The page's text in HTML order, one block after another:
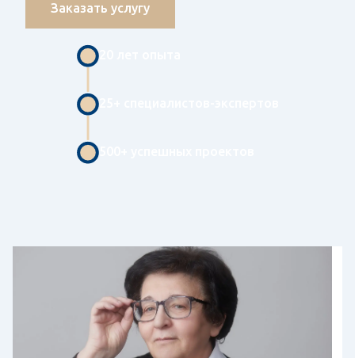
Заказать услугу
20 лет опыта
25+ специалистов-экспертов
500+ успешных проектов